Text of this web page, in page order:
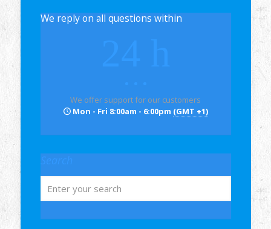
We reply on all questions within
We offer support for our customers
Mon - Fri 8:00am - 6:00pm (GMT +1)